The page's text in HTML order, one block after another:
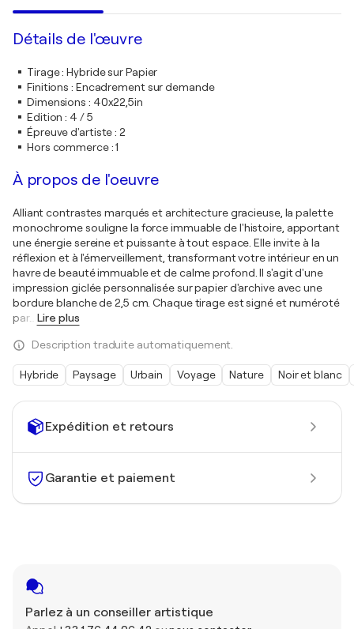
Expédition et retours
Garantie et paiement
Parlez à un conseiller artistique
Détails de l'œuvre
Tirage:Hybride sur Papier
Finitions : Encadrement sur demande
Dimensions : 40x22,5in
Edition : 4 / 5
Épreuve d'artiste:2
Hors commerce:1
À propos de l'oeuvre
Alliant contrastes marqués et architecture gracieuse, la palette
monochrome souligne la force immuable de l'histoire, apportant
une énergie sereine et puissante à tout espace. Elle invite à la
réflexion et à l'émerveillement, transformant votre intérieur en un
havre de beauté immuable et de calme profond. Il s'agit d'une
impression giclée personnalisée sur papier d'archive avec une
bordure blanche de 2,5 cm. Chaque tirage est signé et numéroté
par… Lire plus
Description traduite automatiquement.
Hybride Paysage Urbain Voyage Nature Noir et blanc